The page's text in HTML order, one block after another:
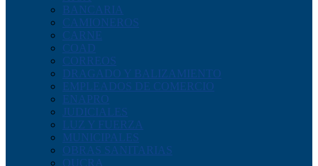
BANCARIA
CAMIONEROS
CARNE
COAD
CORREOS
DRAGADO Y BALIZAMIENTO
EMPLEADOS DE COMERCIO
ENAPRO
JUDICIALES
LUZ Y FUERZA
MUNICIPALES
OBRAS SANITARIAS
OUCRA